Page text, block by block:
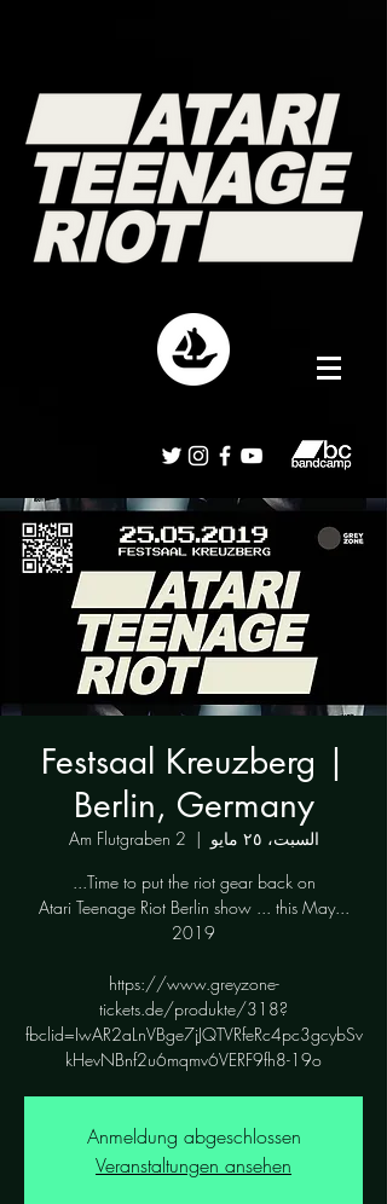
Festsaal Kreuzberg |
Berlin, Germany
السبت، ٢٥ مايو
  |
Am Flutgraben 2
Atari Teenage Riot Berlin show ... this May...
https://www.greyzone-
tickets.de/produkte/318?
fbclid=IwAR2aLnVBge7jJQTVRfeRc4pc3gcybSv
kHevNBnf2u6mqmv6VERF9fh8-19o
Anmeldung abgeschlossen
Veranstaltungen ansehen